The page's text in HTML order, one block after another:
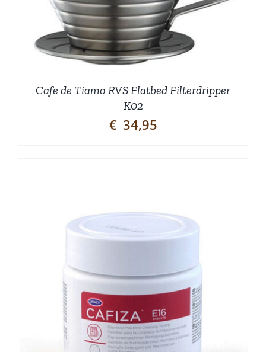
Cafe de Tiamo RVS Flatbed Filterdripper
K02
€ 34,95